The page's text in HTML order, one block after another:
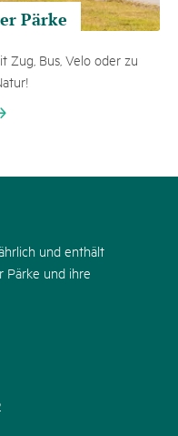
Pärke
Zug, Bus, Velo oder zu
und enthält
Pärke und ihre